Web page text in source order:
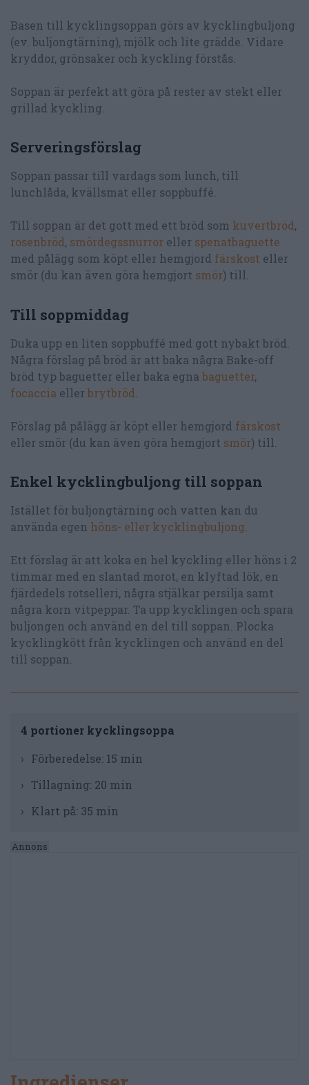
Basen till kycklingsoppan görs av kycklingbuljong
(ev. buljongtärning), mjölk och lite grädde. Vidare
kryddor, grönsaker och kyckling förstås.
Soppan är perfekt att göra på rester av stekt eller
grillad kyckling.
Serveringsförslag
Soppan passar till vardags som lunch, till
lunchlåda, kvällsmat eller soppbuffé.
Till soppan är det gott med ett bröd som kuvertbröd,
rosenbröd, smördegssnurror eller spenatbaguette
med pålägg som köpt eller hemgjord färskost eller
smör (du kan även göra hemgjort smör) till.
Till soppmiddag
Duka upp en liten soppbuffé med gott nybakt bröd.
Några förslag på bröd är att baka några Bake-off
bröd typ baguetter eller baka egna baguetter,
focaccia eller brytbröd
Förslag på pålägg är köpt eller hemgjord färskost
eller smör (du kan även göra hemgjort smör) till.
Enkel kycklingbuljong till soppan
Istället för buljongtärning och vatten kan du
använda egen höns- eller kycklingbuljong.
Ett förslag är att koka en hel kyckling eller höns i 2
timmar med en slantad morot, en klyftad lök, en
fjärdedels rotselleri, några stjälkar persilja samt
några korn vitpeppar. Ta upp kycklingen och spara
buljongen och använd en del till soppan. Plocka
kycklingkött från kycklingen och använd en del
till soppan.
4 portioner kycklingsoppa
Förberedelse: 15 min
Tillagning: 20 min
Klart på: 35 min